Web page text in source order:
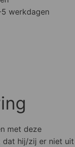
werkdagen
met deze
hij/zij er niet uit